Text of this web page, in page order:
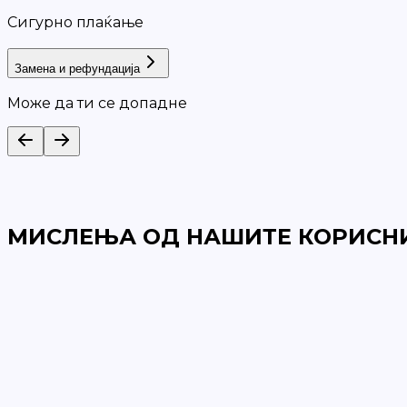
Сигурно плаќање
Замена и рефундација
Може да ти се допадне
МИСЛЕЊА ОД НАШИТЕ